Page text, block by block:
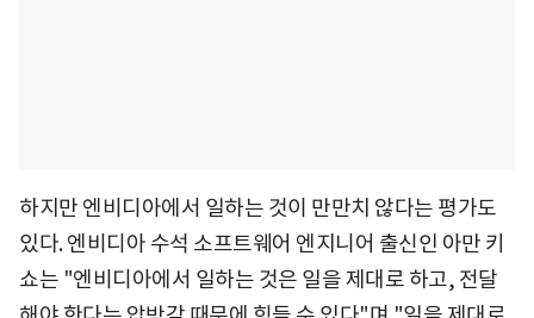
하지만 엔비디아에서 일하는 것이 만만치 않다는 평가도
있다. 엔비디아 수석 소프트웨어 엔지니어 출신인 아만 키
쇼는 "엔비디아에서 일하는 것은 일을 제대로 하고, 전달